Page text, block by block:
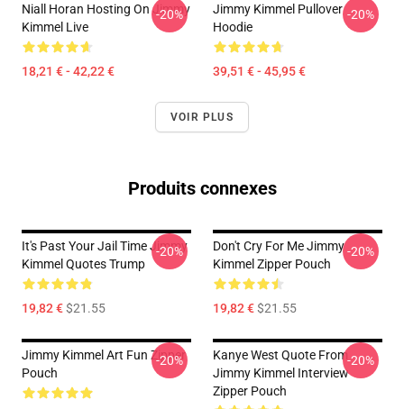
Niall Horan Hosting On Jimmy
Kimmel Live
18,21 € - 42,22 €
-20%
Jimmy Kimmel Pullover
Hoodie
39,51 € - 45,95 €
-20%
VOIR PLUS
Produits connexes
It's Past Your Jail Time Jimmy
Kimmel Quotes Trump
19,82 €$21.55
-20%
Don't Cry For Me Jimmy
Kimmel Zipper Pouch
19,82 €$21.55
-20%
Jimmy Kimmel Art Fun Zipper
Pouch
-20%
Kanye West Quote From
Jimmy Kimmel Interview
Zipper Pouch
-20%